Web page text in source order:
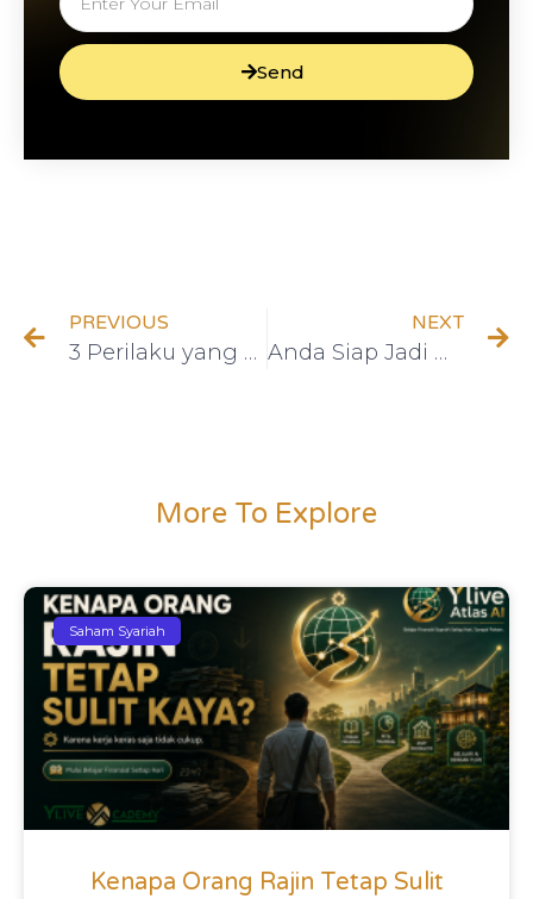
Send
PREVIOUS
3 Perilaku yang Menghambat Rezeki Anda
NEXT
Anda Siap Jadi Miliarder?
More To Explore
Saham Syariah
Kenapa Orang Rajin Tetap Sulit